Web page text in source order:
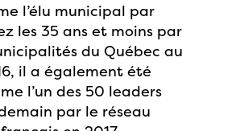
l’élu municipal par
les 35 ans et moins par
du Québec au
il a également été
l’un des 50 leaders
par le réseau